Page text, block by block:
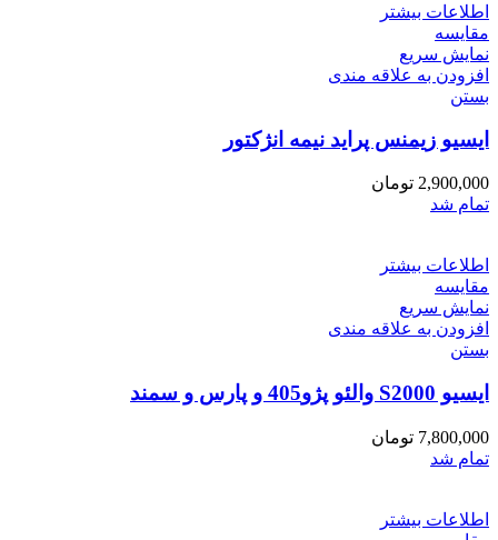
اطلاعات بیشتر
مقایسه
نمایش سریع
افزودن به علاقه مندی
بستن
ایسیو زیمنس پراید نیمه انژکتور
2,900,000 تومان
تمام شد
اطلاعات بیشتر
مقایسه
نمایش سریع
افزودن به علاقه مندی
بستن
ایسیو S2000 والئو پژو405 و پارس و سمند
7,800,000 تومان
تمام شد
اطلاعات بیشتر